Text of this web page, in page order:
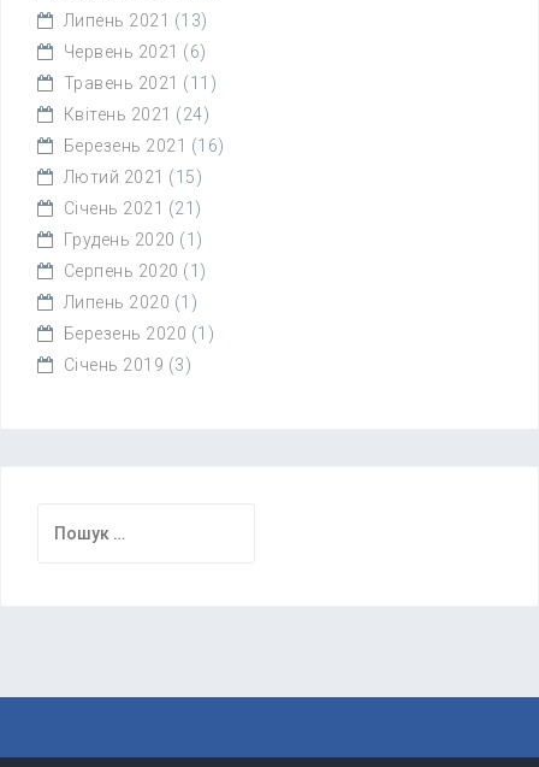
Липень 2021 (13)
Червень 2021 (6)
Травень 2021 (11)
Квітень 2021 (24)
Березень 2021 (16)
Лютий 2021 (15)
Січень 2021 (21)
Грудень 2020 (1)
Серпень 2020 (1)
Липень 2020 (1)
Березень 2020 (1)
Січень 2019 (3)